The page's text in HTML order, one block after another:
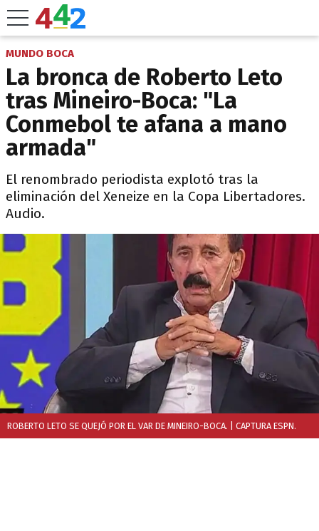
MUNDO BOCA
La bronca de Roberto Leto
tras Mineiro-Boca: "La
Conmebol te afana a mano
armada"
El renombrado periodista explotó tras la
eliminación del Xeneize en la Copa Libertadores.
Audio.
ROBERTO LETO SE QUEJÓ POR EL VAR DE MINEIRO-BOCA. | CAPTURA ESPN.